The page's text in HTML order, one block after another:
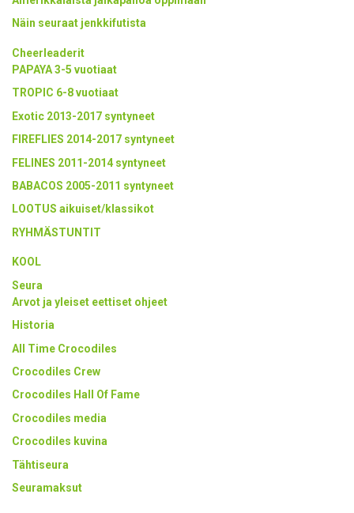
Näin seuraat jenkkifutista
Cheerleaderit
PAPAYA 3-5 vuotiaat
TROPIC 6-8 vuotiaat
Exotic 2013-2017 syntyneet
FIREFLIES 2014-2017 syntyneet
FELINES 2011-2014 syntyneet
BABACOS 2005-2011 syntyneet
LOOTUS aikuiset/klassikot
RYHMÄSTUNTIT
KOOL
Seura
Arvot ja yleiset eettiset ohjeet
Historia
All Time Crocodiles
Crocodiles Crew
Crocodiles Hall Of Fame
Crocodiles media
Crocodiles kuvina
Tähtiseura
Seuramaksut